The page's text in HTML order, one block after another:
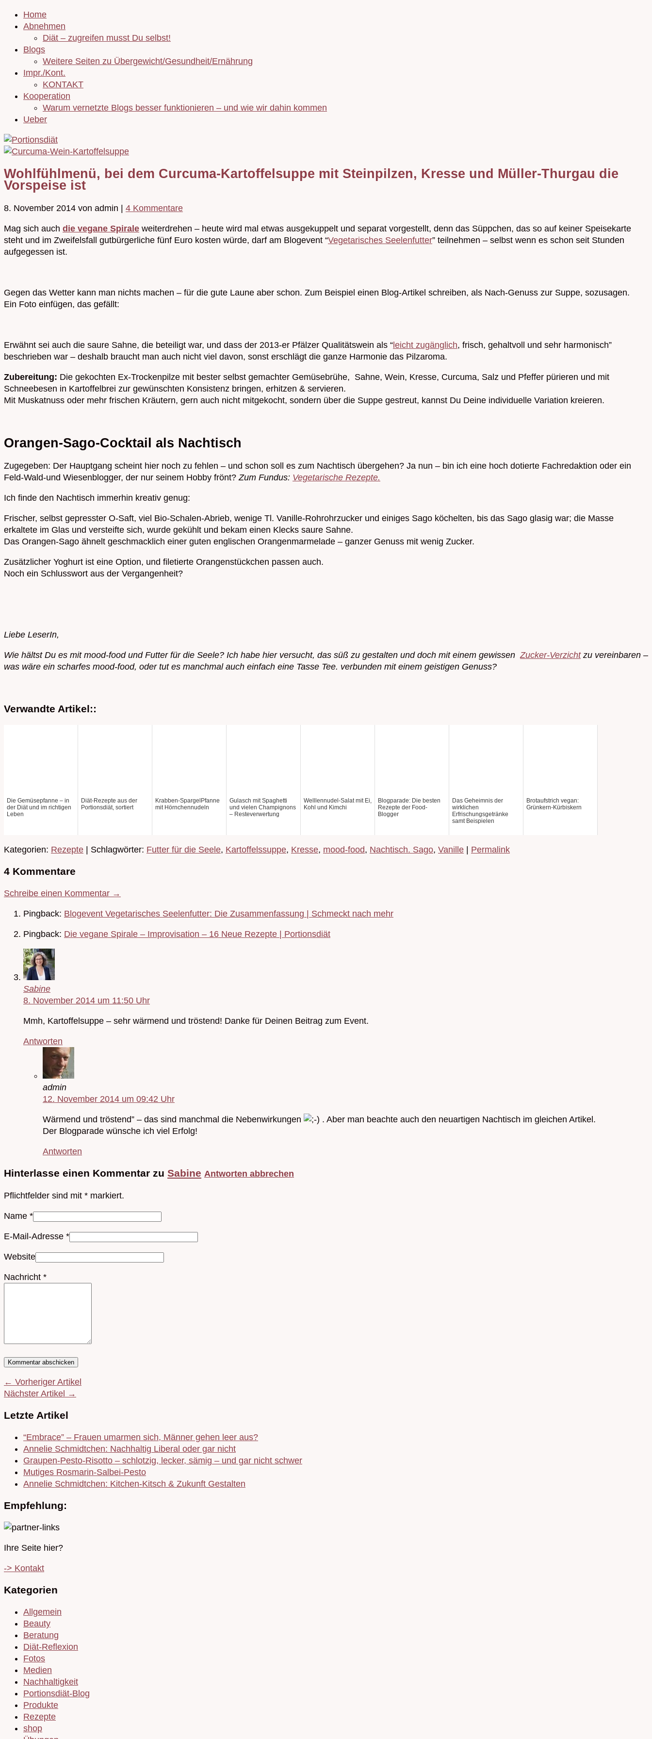
Home
Abnehmen
Diät – zugreifen musst Du selbst!
Blogs
Weitere Seiten zu Übergewicht/Gesundheit/Ernährung
Impr./Kont.
KONTAKT
Kooperation
Warum vernetzte Blogs besser funktionieren – und wie wir dahin kommen
Ueber
Wohlfühlmenü, bei dem Curcuma-Kartoffelsuppe mit Steinpilzen, Kresse und Müller-Thurgau die
Vorspeise ist
8. November 2014 von admin | 4 Kommentare
Mag sich auch die vegane Spirale weiterdrehen – heute wird mal etwas ausgekuppelt und separat vorgestellt, denn das Süppchen, das so auf keiner Speisekarte
steht und im Zweifelsfall gutbürgerliche fünf Euro kosten würde, darf am Blogevent “Vegetarisches Seelenfutter” teilnehmen – selbst wenn es schon seit Stunden
aufgegessen ist.
Gegen das Wetter kann man nichts machen – für die gute Laune aber schon. Zum Beispiel einen Blog-Artikel schreiben, als Nach-Genuss zur Suppe, sozusagen.
Ein Foto einfügen, das gefällt:
Erwähnt sei auch die saure Sahne, die beteiligt war, und dass der 2013-er Pfälzer Qualitätswein als “leicht zugänglich, frisch, gehaltvoll und sehr harmonisch”
beschrieben war – deshalb braucht man auch nicht viel davon, sonst erschlägt die ganze Harmonie das Pilzaroma.
Zubereitung: Die gekochten Ex-Trockenpilze mit bester selbst gemachter Gemüsebrühe, Sahne, Wein, Kresse, Curcuma, Salz und Pfeffer pürieren und mit
Schneebesen in Kartoffelbrei zur gewünschten Konsistenz bringen, erhitzen & servieren.
Mit Muskatnuss oder mehr frischen Kräutern, gern auch nicht mitgekocht, sondern über die Suppe gestreut, kannst Du Deine individuelle Variation kreieren.
Orangen-Sago-Cocktail als Nachtisch
Zugegeben: Der Hauptgang scheint hier noch zu fehlen – und schon soll es zum Nachtisch übergehen? Ja nun – bin ich eine hoch dotierte Fachredaktion oder ein
Feld-Wald-und Wiesenblogger, der nur seinem Hobby frönt? Zum Fundus: Vegetarische Rezepte.
Ich finde den Nachtisch immerhin kreativ genug:
Frischer, selbst gepresster O-Saft, viel Bio-Schalen-Abrieb, wenige Tl. Vanille-Rohrohrzucker und einiges Sago köchelten, bis das Sago glasig war; die Masse
erkaltete im Glas und versteifte sich, wurde gekühlt und bekam einen Klecks saure Sahne.
Das Orangen-Sago ähnelt geschmacklich einer guten englischen Orangenmarmelade – ganzer Genuss mit wenig Zucker.
Zusätzlicher Yoghurt ist eine Option, und filetierte Orangenstückchen passen auch.
Noch ein Schlusswort aus der Vergangenheit?
Liebe LeserIn,
Wie hältst Du es mit mood-food und Futter für die Seele? Ich habe hier versucht, das süß zu gestalten und doch mit einem gewissen Zucker-Verzichtzu vereinbaren –
was wäre ein scharfes mood-food, oder tut es manchmal auch einfach eine Tasse Tee. verbunden mit einem geistigen Genuss?
Verwandte Artikel::
Die Gemüsepfanne – in
der Diät und im richtigen
Leben
Diät-Rezepte aus der
Portionsdiät, sortiert
Krabben-SpargelPfanne
mit Hörnchennudeln
Gulasch mit Spaghetti
und vielen Champignons
– Resteverwertung
Welllennudel-Salat mit Ei,
Kohl und Kimchi
Blogparade: Die besten
Rezepte der Food-
Blogger
Das Geheimnis der
wirklichen
Erfrischungsgetränke
samt Beispielen
Brotaufstrich vegan:
Grünkern-Kürbiskern
Kategorien: Rezepte | Schlagwörter: Futter für die Seele, Kartoffelssuppe, Kresse, mood-food, Nachtisch. Sago, Vanille | Permalink
4 Kommentare
Schreibe einen Kommentar →
Pingback: Blogevent Vegetarisches Seelenfutter: Die Zusammenfassung | Schmeckt nach mehr
Pingback: Die vegane Spirale – Improvisation – 16 Neue Rezepte | Portionsdiät
Sabine
8. November 2014 um 11:50 Uhr
Mmh, Kartoffelsuppe – sehr wärmend und tröstend! Danke für Deinen Beitrag zum Event.
Antworten
admin
12. November 2014 um 09:42 Uhr
Wärmend und tröstend” – das sind manchmal die Nebenwirkungen
. Aber man beachte auch den neuartigen Nachtisch im gleichen Artikel.
Der Blogparade wünsche ich viel Erfolg!
Antworten
Hinterlasse einen Kommentar zu Sabine Antworten abbrechen
Pflichtfelder sind mit * markiert.
Name *
E-Mail-Adresse *
Website
Nachricht *
← Vorheriger Artikel
Nächster Artikel →
Letzte Artikel
“Embrace” – Frauen umarmen sich, Männer gehen leer aus?
Annelie Schmidtchen: Nachhaltig Liberal oder gar nicht
Graupen-Pesto-Risotto – schlotzig, lecker, sämig – und gar nicht schwer
Mutiges Rosmarin-Salbei-Pesto
Annelie Schmidtchen: Kitchen-Kitsch & Zukunft Gestalten
Empfehlung:
Ihre Seite hier?
-> Kontakt
Kategorien
Allgemein
Beauty
Beratung
Diät-Reflexion
Fotos
Medien
Nachhaltigkeit
Portionsdiät-Blog
Produkte
Rezepte
shop